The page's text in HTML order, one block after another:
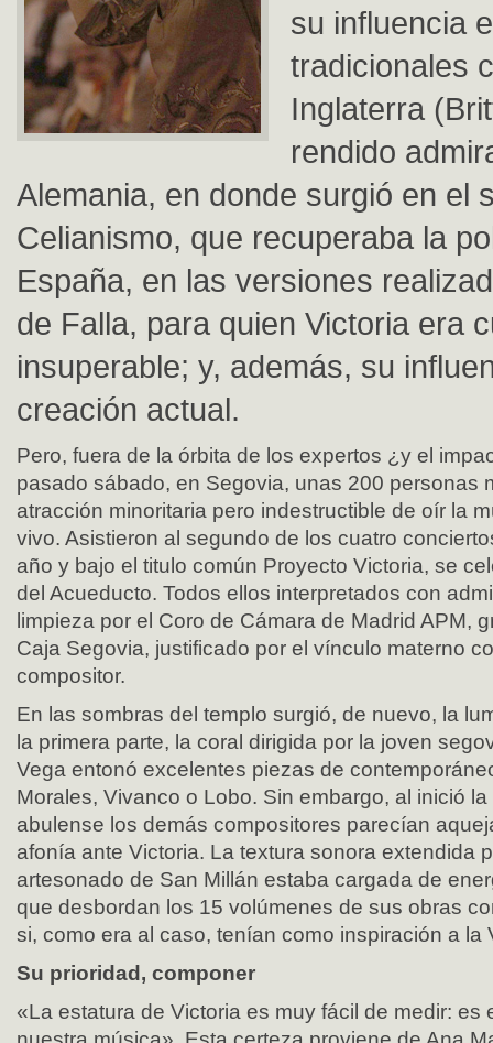
su influencia
tradicionales
Inglaterra
rendido
Alemania, en donde surgió en el
Celianismo, que recuperaba la
España, en las versiones
de Falla, para quien Victoria era
insuperable; y, además, su
creación actual.
Pero, fuera de la órbita de los expertos ¿y el
pasado sábado, en Segovia, unas 200 personas
atracción minoritaria pero indestructible de oír la
vivo. Asistieron al segundo de los cuatro
año y bajo el titulo común Proyecto Victoria, se
del Acueducto. Todos ellos interpretados con
limpieza por el Coro de Cámara de Madrid APM,
Caja Segovia, justificado por el vínculo materno
compositor.
En las sombras del templo surgió, de nuevo, la
la primera parte, la coral dirigida por la joven
Vega entonó excelentes piezas de
Morales, Vivanco o Lobo. Sin embargo, al inició
abulense los demás compositores parecían
afonía ante Victoria. La textura sonora extendida
artesonado de San Millán estaba cargada de
que desbordan los 15 volúmenes de sus obras
si, como era al caso, tenían como inspiración a la
Su prioridad, componer
«La estatura de Victoria es muy fácil de medir: es